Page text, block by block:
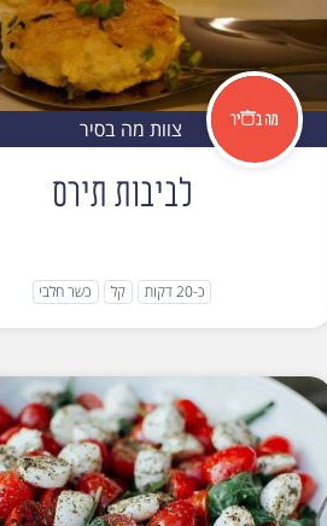
צוות מה בסיר
לביבות תירס
כ-20 דקות קל כשר חלבי